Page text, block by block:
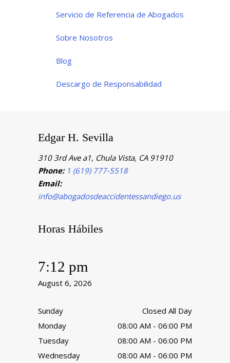
Servicio de Referencia de Abogados
Sobre Nosotros
Blog
Descargo de Responsabilidad
Edgar H. Sevilla
310 3rd Ave a1, Chula Vista, CA 91910
Phone: 1 (619) 777-5518
Email:
info@abogadosdeaccidentessandiego.us
Horas Hábiles
7:12 pm
August 6, 2026
Sunday
Closed All Day
Monday
08:00 AM - 06:00 PM
Tuesday
08:00 AM - 06:00 PM
Wednesday
08:00 AM - 06:00 PM